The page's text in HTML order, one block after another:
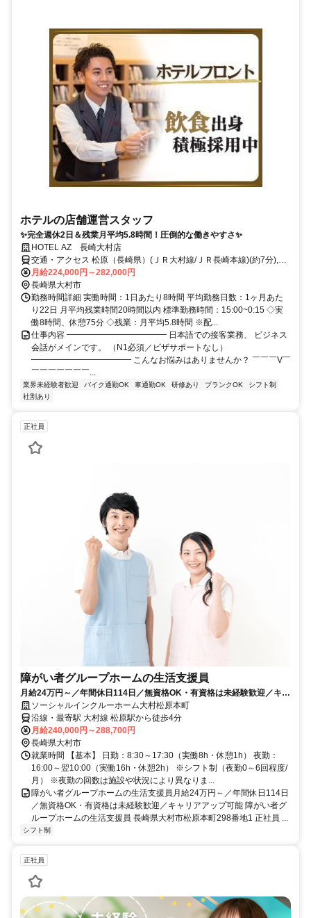
ホテルの店舗運営スタッフ
✨完全週休2日＆残業月平均5.8時間！圧倒的な働きやすさ✨
HOTEL AZ 長崎大村店
交通・アクセス 松原（長崎県）(ＪＲ大村線/ＪＲ長崎本線)(約7分),大
村車両基地(ＪＲ大村線/ＪＲ佐世保線)(約26分),竹松(ＪＲ大村線/ＪＲ
佐世保線)(約50分)
月給224,000円～282,000円
長崎県大村市
勤務時間詳細 実働時間：1日あたり8時間 平均勤務日数：1ヶ月あた
り22日 月平均残業時間20時間以内 標準勤務時間：15:00~0:15 ◇実
働8時間、休憩75分 ◇残業：月平均5.8時間 ※配...
仕事内容 ━━━━━━━━━━━━ 日本語での接客業務、 ビジネス
会話がメインです。 （N1必須／ビザサポートなし）
━━━━━━━━━━━━ こんなお悩みはありませんか？ ￣￣￣V￣
￣￣￣￣￣￣￣...
業界未経験者歓迎 バイク通勤OK 車通勤OK 研修あり ブランクOK
シフト制
社割あり
正社員
障がい者グループホームの生活支援員
月給24万円～／年間休日114日／無資格OK・有資格は未経験歓迎／キャ
リアアップ可能
ソーシャルインクルーホーム大村松原本町
沿線・最寄駅 大村線 松原駅から徒歩4分
月給240,000円～288,700円
長崎県大村市
就業時間 【基本】 日勤：8:30～17:30（実働8h・休憩1h） 夜勤：
16:00～翌10:00（実働16h・休憩2h） ※シフト制（夜勤0～6回程度/
月） ※夜勤の回数は施設や状況により異なりま...
障がい者グループホームの生活支援員月給24万円～／年間休日114日
／無資格OK・有資格は未経験歓迎／キャリアアップ可能 障がい者グ
ループホームの生活支援員 長崎県大村市松原本町298番地1 正社員 ...
シフト制
正社員